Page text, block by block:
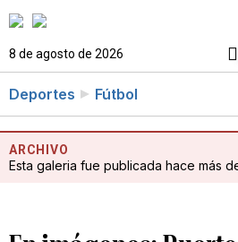
8 de agosto de 2026
Deportes Fútbol
ARCHIVO
Esta galeria fue publicada hace más